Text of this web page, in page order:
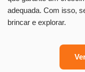
adequada. Com isso,
brincar e explorar.